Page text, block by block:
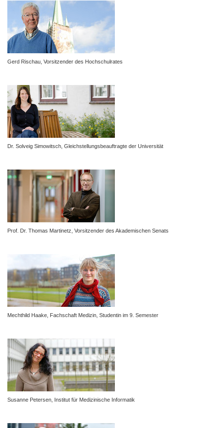
Gerd Rischau, Vorsitzender des Hochschulrates
Dr. Solveig Simowitsch, Gleichstellungsbeauftragte der Universität
Prof. Dr. Thomas Martinetz, Vorsitzender des Akademischen Senats
Mechthild Haake, Fachschaft Medizin, Studentin im 9. Semester
Susanne Petersen, Institut für Medizinische Informatik